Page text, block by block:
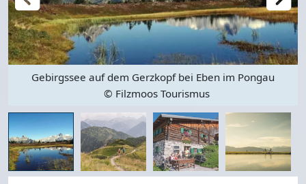
Gebirgssee auf dem Gerzkopf bei Eben im Pongau
© Filzmoos Tourismus